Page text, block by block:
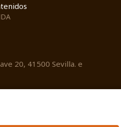
20, 41500 Sevilla. e